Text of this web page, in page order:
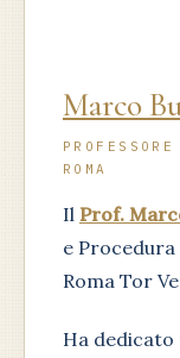
Marco
ROMA
Il Prof.
e
Roma Tor
Ha